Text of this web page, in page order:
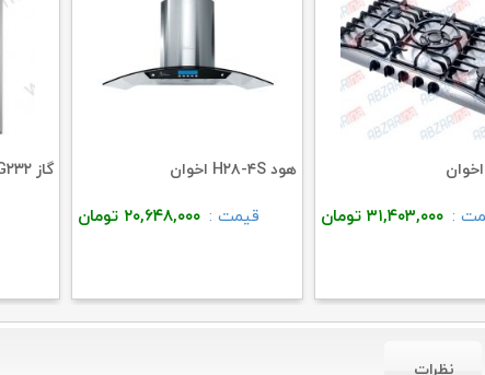
: ۳۱,۴۰۳,۰۰۰ تومان
هود H۲۸-۴S اخوان
قیمت : ۲۰,۶۴۸,۰۰۰ تومان
گاز IG۲۳۲ ایزاتک استیل البرز
نظرات